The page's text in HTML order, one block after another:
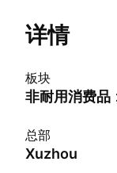
详情
板块
非耐用消费品
总部
Xuzhou